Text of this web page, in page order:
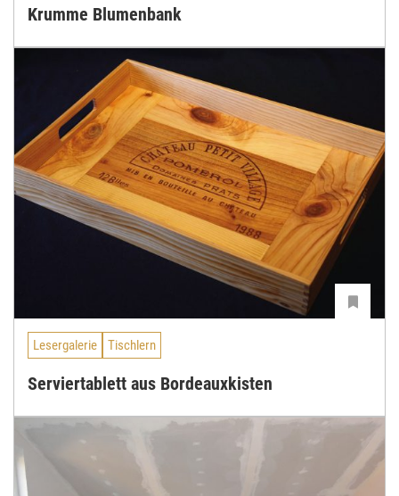
Krumme Blumenbank
Lesergalerie Tischlern
Serviertablett aus Bordeauxkisten